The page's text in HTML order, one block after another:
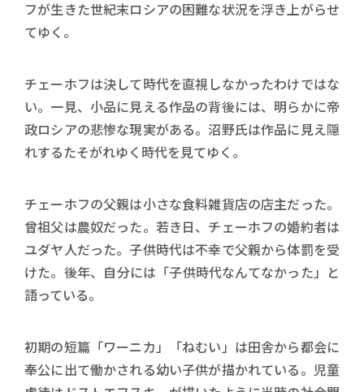
フが生きた世紀末ロシアの困難な状況を浮き上がらせ
てゆく。
チェーホフは決して時代を直視しなかったわけではな
い。一見、小品に見える作品の背後には、明らかに帝
政ロシアの悲惨な現実がある。沼野氏は作品に見え隠
れするたそがれゆく時代を見てゆく。
チェーホフの父親は小さな食料雑貨店の店主だった。
曾祖父は農奴だった。若き日、チェーホフの婚約者は
ユダヤ人だった。子供時代は不幸で父親から体罰を受
けた。後年、自分には「子供時代なんてなかった」と
語っている。
初期の短篇「ワーニカ」「ねむい」は田舎から都会に
奉公に出て働かされる幼い子供が描かれている。児童